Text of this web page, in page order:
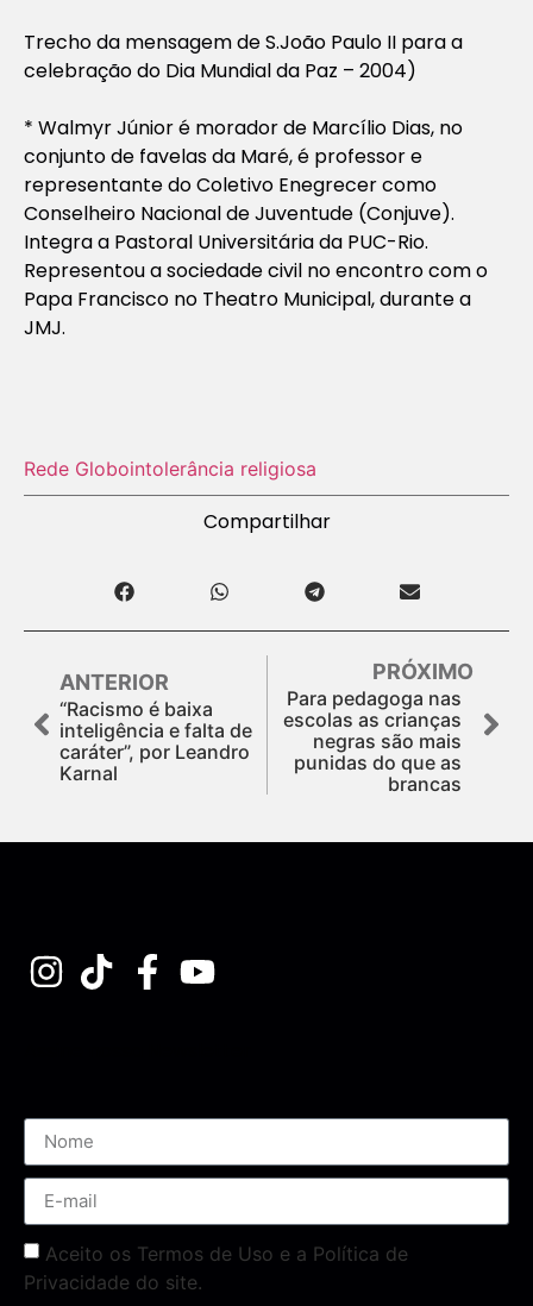
Trecho da mensagem de S.João Paulo II para a
celebração do Dia Mundial da Paz – 2004)
* Walmyr Júnior é morador de Marcílio Dias, no
conjunto de favelas da Maré, é professor e
representante do Coletivo Enegrecer como
Conselheiro Nacional de Juventude (Conjuve).
Integra a Pastoral Universitária da PUC-Rio.
Representou a sociedade civil no encontro com o
Papa Francisco no Theatro Municipal, durante a
JMJ.
Rede Globointolerância religiosa
Compartilhar
ANTERIOR
“Racismo é baixa
inteligência e falta de
caráter”, por Leandro
Karnal
PRÓXIMO
Para pedagoga nas
escolas as crianças
negras são mais
punidas do que as
brancas
Aceito os Termos de Uso e a Política de
Privacidade do site.